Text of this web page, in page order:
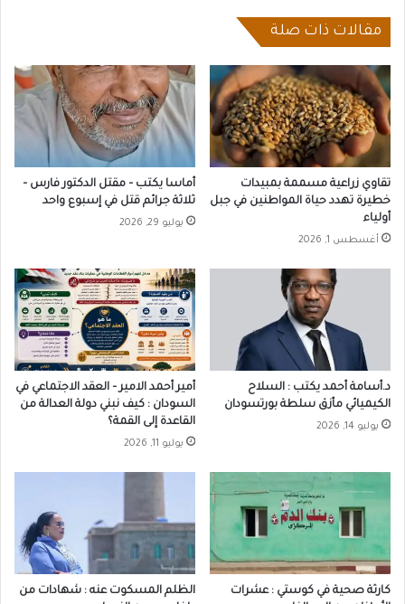
اندلاع
الحرب
مقالات ذات صلة
تقاوي زراعية مسممة بمبيدات
خطيرة تهدد حياة المواطنين في جبل
أولياء
أغسطس 1, 2026
أماسا يكتب – مقتل الدكتور فارس –
ثلاثة جرائم قتل في إسبوع واحد
يوليو 29, 2026
د.أسامة أحمد يكتب : السلاح
الكيميائي مأزق سلطة بورتسودان
يوليو 14, 2026
أمير أحمد الامير – العقد الاجتماعي في
السودان : كيف نبني دولة العدالة من
القاعدة إلى القمة؟
يوليو 11, 2026
كارثة صحية في كوستي : عشرات
الظلم المسكوت عنه : شهادات من